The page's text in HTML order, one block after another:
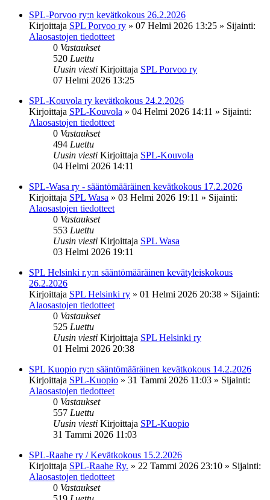
SPL-Porvoo ry:n kevätkokous 26.2.2026
Kirjoittaja SPL Porvoo ry » 07 Helmi 2026 13:25 » Sijainti:
Alaosastojen tiedotteet
0 Vastaukset
520 Luettu
Uusin viesti Kirjoittaja SPL Porvoo ry
07 Helmi 2026 13:25
SPL-Kouvola ry kevätkokous 24.2.2026
Kirjoittaja SPL-Kouvola » 04 Helmi 2026 14:11 » Sijainti:
Alaosastojen tiedotteet
0 Vastaukset
494 Luettu
Uusin viesti Kirjoittaja SPL-Kouvola
04 Helmi 2026 14:11
SPL-Wasa ry - sääntömääräinen kevätkokous 17.2.2026
Kirjoittaja SPL Wasa » 03 Helmi 2026 19:11 » Sijainti:
Alaosastojen tiedotteet
0 Vastaukset
553 Luettu
Uusin viesti Kirjoittaja SPL Wasa
03 Helmi 2026 19:11
SPL Helsinki r.y:n sääntömääräinen kevätyleiskokous
26.2.2026
Kirjoittaja SPL Helsinki ry » 01 Helmi 2026 20:38 » Sijainti:
Alaosastojen tiedotteet
0 Vastaukset
525 Luettu
Uusin viesti Kirjoittaja SPL Helsinki ry
01 Helmi 2026 20:38
SPL Kuopio ry:n sääntömääräinen kevätkokous 14.2.2026
Kirjoittaja SPL-Kuopio » 31 Tammi 2026 11:03 » Sijainti:
Alaosastojen tiedotteet
0 Vastaukset
557 Luettu
Uusin viesti Kirjoittaja SPL-Kuopio
31 Tammi 2026 11:03
SPL-Raahe ry / Kevätkokous 15.2.2026
Kirjoittaja SPL-Raahe Ry. » 22 Tammi 2026 23:10 » Sijainti:
Alaosastojen tiedotteet
0 Vastaukset